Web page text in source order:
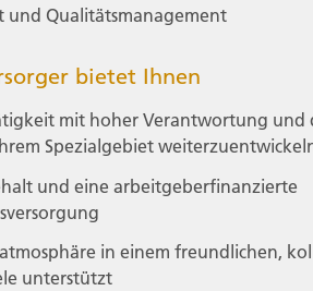
und Qualitätsmanagement
bietet Ihnen
mit hoher Verantwortung und
Spezialgebiet
und eine arbeitgeberfinanzierte
in einem freundlichen,
unterstützt